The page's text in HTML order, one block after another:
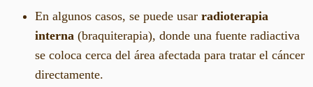
En algunos casos, se puede usar radioterapia
interna (braquiterapia), donde una fuente radiactiva
se coloca cerca del área afectada para tratar el cáncer
directamente.